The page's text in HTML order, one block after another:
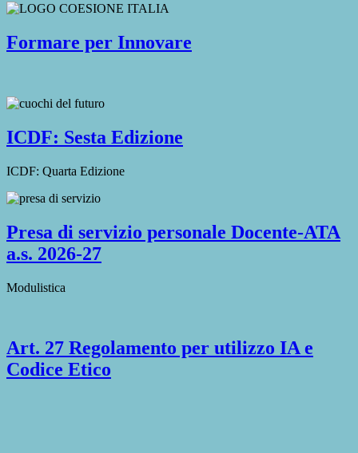
Formare per Innovare
ICDF: Sesta Edizione
ICDF: Quarta Edizione
Presa di servizio personale Docente-ATA
a.s. 2026-27
Modulistica
Art. 27 Regolamento per utilizzo IA e
Codice Etico